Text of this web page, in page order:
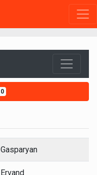
0
Gasparyan
Ervand